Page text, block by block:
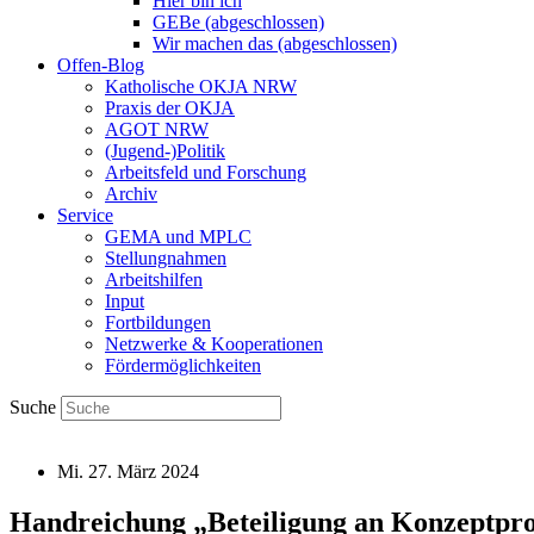
GEBe (abgeschlossen)
Wir machen das (abgeschlossen)
Offen-Blog
Katholische OKJA NRW
Praxis der OKJA
AGOT NRW
(Jugend-)Politik
Arbeitsfeld und Forschung
Archiv
Service
GEMA und MPLC
Stellungnahmen
Arbeitshilfen
Input
Fortbildungen
Netzwerke & Kooperationen
Fördermöglichkeiten
Suche
Mi. 27. März 2024
Handreichung „Beteiligung an